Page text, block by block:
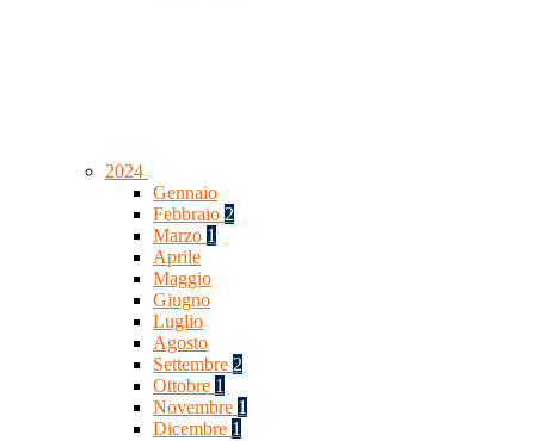
2024
Gennaio
Febbraio 2
Marzo 1
Aprile
Maggio
Giugno
Luglio
Agosto
Settembre 2
Ottobre 1
Novembre 1
Dicembre 1